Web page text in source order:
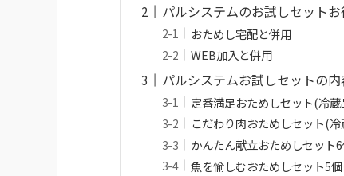
パルシステムのお試しセット
おためし宅配と併用
WEB加入と併用
パルシステムお試しセットの
定番満足おためしセット(冷蔵
こだわり肉おためしセット(冷
かんたん献立おためしセット
魚を愉しむおためしセット5